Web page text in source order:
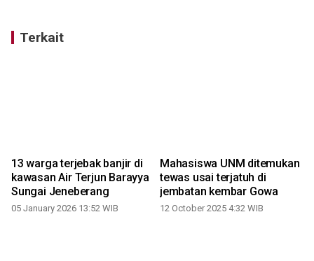
Terkait
13 warga terjebak banjir di
kawasan Air Terjun Barayya
Sungai Jeneberang
05 January 2026 13:52 WIB
Mahasiswa UNM ditemukan
tewas usai terjatuh di
jembatan kembar Gowa
12 October 2025 4:32 WIB